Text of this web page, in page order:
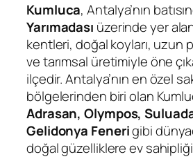
Kumluca, Antalya’nın
Yarımadası üzerinde yer
kentleri, doğal koyları, uzun
ve tarımsal üretimiyle öne
ilçedir. Antalya’nın en özel
bölgelerinden biri olan
Adrasan, Olympos,
Gelidonya Fenerigibi
doğal güzelliklere ev